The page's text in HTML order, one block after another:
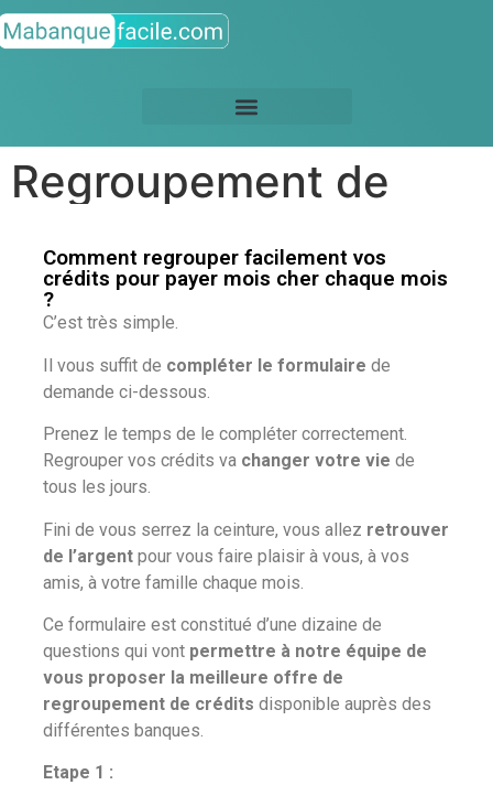
Regroupement de
Comment regrouper facilement vos
crédits pour payer mois cher chaque mois
?
C’est très simple.
Il vous suffit de compléter le formulaire de
demande ci-dessous.
Prenez le temps de le compléter correctement.
Regrouper vos crédits va changer votre vie de
tous les jours.
Fini de vous serrez la ceinture, vous allez retrouver
de l’argent pour vous faire plaisir à vous, à vos
amis, à votre famille chaque mois.
Ce formulaire est constitué d’une dizaine de
questions qui vont permettre à notre équipe de
vous proposer la meilleure offre de
regroupement de crédits disponible auprès des
différentes banques.
Etape 1 :